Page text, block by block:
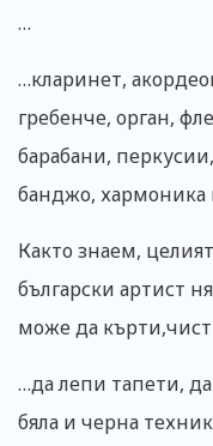
…
…кларинет,
гребенче, орган,
барабани,
банджо, хармоника
Както знаем,
български артист
може да
…да лепи тапети,
бяла и черна